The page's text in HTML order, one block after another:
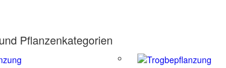
Pflanzenkategorien